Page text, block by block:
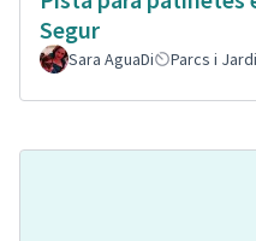
Segur
Sara AguaDi Parcs i